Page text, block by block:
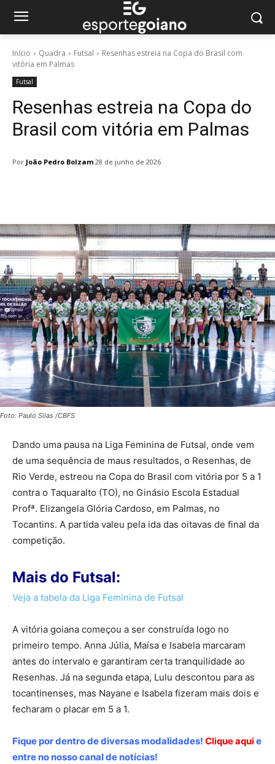
Início Quadra Futsal
Resenhas estreia na Copa do Brasil com
vitória em Palmas
Futsal
Resenhas estreia na Copa do
Brasil com vitória em Palmas
Por João Pedro Bolzam 28 de junho de 2026
Foto: Paulo Silas /CBFS
Dando uma pausa na Liga Feminina de Futsal, onde vem
de uma sequência de maus resultados, o Resenhas, de
Rio Verde, estreou na Copa do Brasil com vitória por 5 a 1
contra o Taquaralto (TO), no Ginásio Escola Estadual
Profª. Elizangela Glória Cardoso, em Palmas, no
Tocantins. A partida valeu pela ida das oitavas de final da
competição.
Mais do Futsal:
Veja a tabela da Liga Feminina de Futsal
A vitória goiana começou a ser construída logo no
primeiro tempo. Anna Júlia, Maísa e Isabela marcaram
antes do intervalo e garantiram certa tranquilidade ao
Resenhas. Já na segunda etapa, Lulu descontou para as
tocantinenses, mas Nayane e Isabela fizeram mais dois e
fecharam o placar em 5 a 1.
Fique por dentro de diversas modalidades! Clique aquie
entre no nosso canal de notícias!